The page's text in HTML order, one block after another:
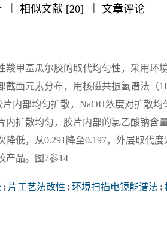
|| 相似文献 [20] ||| 文章评论
羧甲基瓜尔胶的取代均匀性，采用环
截面元素分布，用核磁共振氢谱法（
内部均匀扩散，NaOH浓度对扩散
内扩散均匀，胶片内部的氯乙酸钠含
降低，从0.291降至0.197，外层取代
产品。图7参14
; 片工艺法改性 ; 环境扫描电镜能谱法 ;